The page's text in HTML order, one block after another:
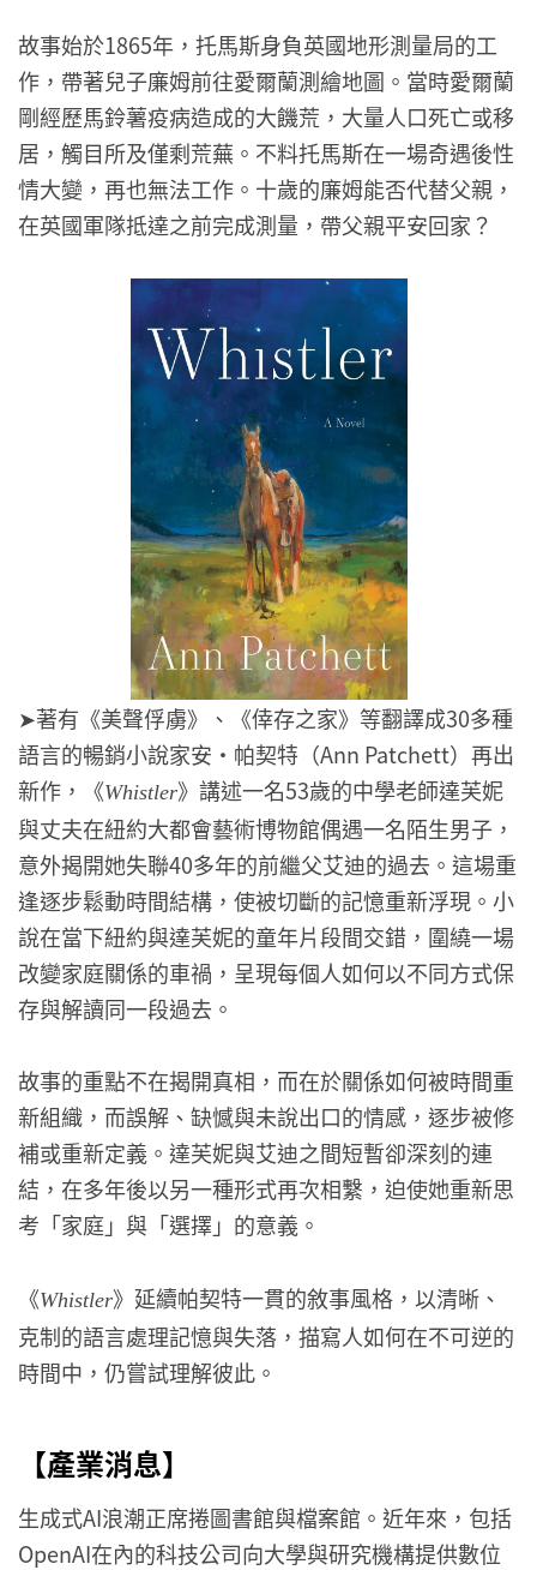
故事始於1865年，托馬斯身負英國地形測量局的工
作，帶著兒子廉姆前往愛爾蘭測繪地圖。當時愛爾蘭
剛經歷馬鈴薯疫病造成的大饑荒，大量人口死亡或移
居，觸目所及僅剩荒蕪。不料托馬斯在一場奇遇後性
情大變，再也無法工作。十歲的廉姆能否代替父親，
在英國軍隊抵達之前完成測量，帶父親平安回家？
➤著有《美聲俘虜》、《倖存之家》等翻譯成30多種
語言的暢銷小說家安・帕契特（Ann Patchett）再出
新作，《Whistler》講述一名53歲的中學老師達芙妮
與丈夫在紐約大都會藝術博物館偶遇一名陌生男子，
意外揭開她失聯40多年的前繼父艾迪的過去。這場重
逢逐步鬆動時間結構，使被切斷的記憶重新浮現。小
說在當下紐約與達芙妮的童年片段間交錯，圍繞一場
改變家庭關係的車禍，呈現每個人如何以不同方式保
存與解讀同一段過去。
故事的重點不在揭開真相，而在於關係如何被時間重
新組織，而誤解、缺憾與未說出口的情感，逐步被修
補或重新定義。達芙妮與艾迪之間短暫卻深刻的連
結，在多年後以另一種形式再次相繫，迫使她重新思
考「家庭」與「選擇」的意義。
《Whistler》延續帕契特一貫的敘事風格，以清晰、
克制的語言處理記憶與失落，描寫人如何在不可逆的
時間中，仍嘗試理解彼此。
【產業消息】
生成式AI浪潮正席捲圖書館與檔案館。近年來，包括
OpenAI在內的科技公司向大學與研究機構提供數位